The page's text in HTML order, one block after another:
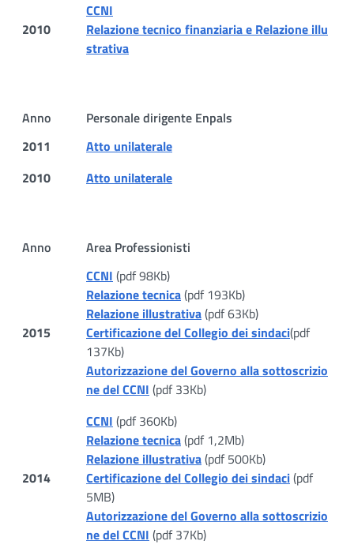
2010
CCNI
Relazione tecnico finanziaria e Relazione illu
strativa
Anno
Personale dirigente Enpals
2011
Atto unilaterale
2010
Atto unilaterale
Anno Area Professionisti
2015
CCNI (pdf 98Kb)
Relazione tecnica(pdf 193Kb)
Relazione illustrativa(pdf 63Kb)
Certificazione del Collegio dei sindaci(pdf
137Kb)
Autorizzazione del Governo alla sottoscrizio
ne del CCNI (pdf 33Kb)
2014
CCNI (pdf 360Kb)
Relazione tecnica(pdf 1,2Mb)
Relazione illustrativa(pdf 500Kb)
Certificazione del Collegio dei sindaci(pdf
5MB)
Autorizzazione del Governo alla sottoscrizio
ne del CCNI (pdf 37Kb)